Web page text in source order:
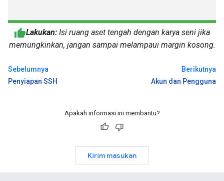
Lakukan: Isi ruang aset tengah dengan karya seni jika
memungkinkan, jangan sampai melampaui margin kosong.
Sebelumnya
Penyiapan SSH
Berikutnya
Akun dan Pengguna
Apakah informasi ini membantu?
Kirim masukan